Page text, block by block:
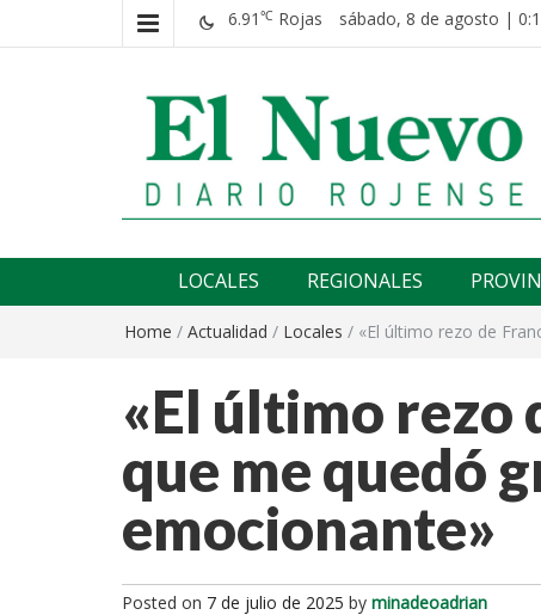
6.91 ℃ Rojas sábado, 8 de agosto |
El nuevo rojense
LOCALES REGIONALES
Home / Actualidad / Locales / «El último rezo de
«El último rezo
que me quedó
emocionante»
Posted on 7 de julio de 2025 by minadeoadrian